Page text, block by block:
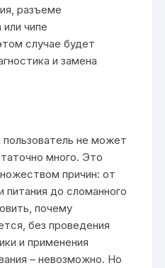
разъеме
чипе
случае будет
и замена
не может
много. Это
причин: от
питания до сломанного
почему
без проведения
и применения
– невозможно. Но